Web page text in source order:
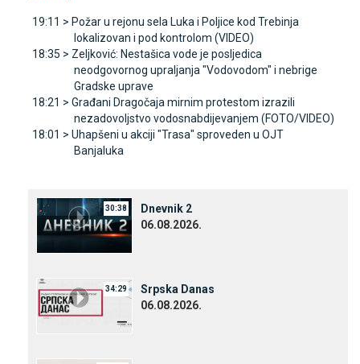
19:11 > Požar u rejonu sela Luka i Poljice kod Trebinja
lokalizovan i pod kontrolom (VIDEO)
18:35 > Zeljković: Nestašica vode je posljedica
neodgovornog upraljanja "Vodovodom" i nebrige
Gradske uprave
18:21 > Građani Dragočaja mirnim protestom izrazili
nezadovoljstvo vodosnabdijevanjem (FOTO/VIDEO)
18:01 > Uhapšeni u akciji "Trasa" sproveden u OЈT
Banjaluka
30:38
Dnevnik 2
06.08.2026.
34:29
Srpska Danas
06.08.2026.